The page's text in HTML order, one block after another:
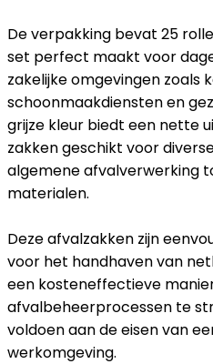
De verpakking bevat 25
set perfect maakt voor
zakelijke omgevingen zoals
schoonmaakdiensten en
grijze kleur biedt een nette
zakken geschikt voor
algemene afvalverwerking
materialen.
Deze afvalzakken zijn
voor het handhaven van
een kosteneffectieve
afvalbeheerprocessen te
voldoen aan de eisen van
werkomgeving.